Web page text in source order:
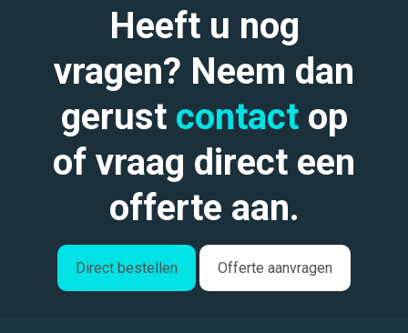
Heeft u nog
vragen? Neem dan
gerust contactop
of vraag direct een
offerte aan.
Direct bestellen Offerte aanvragen